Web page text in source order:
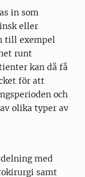
in som
eller
till exempel
runt
kan då få
för att
och
olika typer av
med
samt